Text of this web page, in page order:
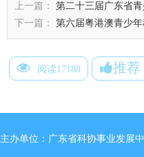
上一篇：
第二十三届广东省
下一篇：
第六届粤港澳青少
阅读17188 推荐
主办单位：广东省科协事业发展